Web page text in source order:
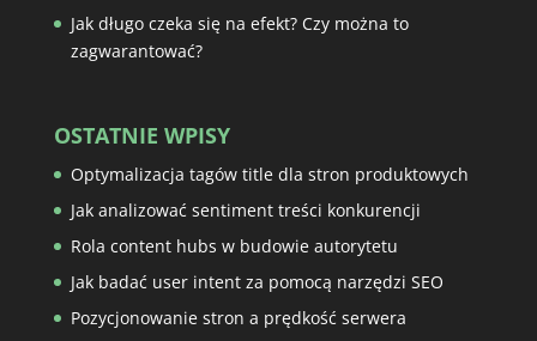
Jak długo czeka się na efekt? Czy można to
zagwarantować?
OSTATNIE WPISY
Optymalizacja tagów title dla stron produktowych
Jak analizować sentiment treści konkurencji
Rola content hubs w budowie autorytetu
Jak badać user intent za pomocą narzędzi SEO
Pozycjonowanie stron a prędkość serwera